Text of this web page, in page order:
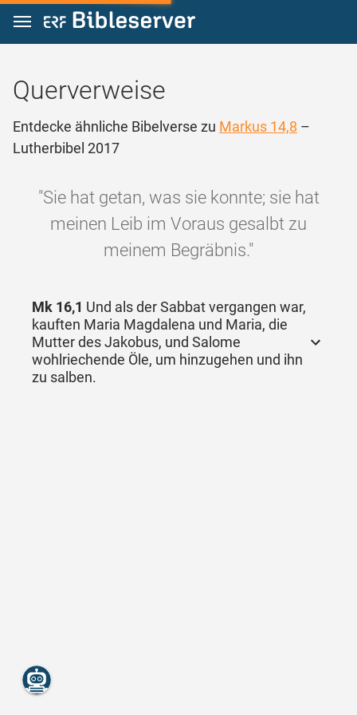
Zum Inhalt springen
Querverweise
Entdecke ähnliche Bibelverse zu Markus 14,8 –
Lutherbibel 2017
"Sie hat getan, was sie konnte; sie hat
meinen Leib im Voraus gesalbt zu
meinem Begräbnis."
Mk 16,1 Und als der Sabbat vergangen war,
kauften Maria Magdalena und Maria, die
Mutter des Jakobus, und Salome
wohlriechende Öle, um hinzugehen und ihn
zu salben.